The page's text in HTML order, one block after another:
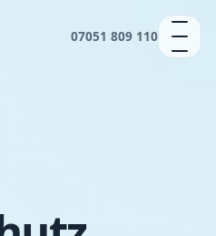
07051 809 110